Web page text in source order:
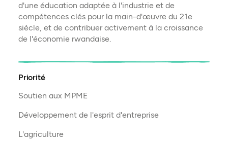
d'une éducation adaptée à l'industrie et de
compétences clés pour la main-d'œuvre du 21e
siècle, et de contribuer activement à la croissance
de l'économie rwandaise.
Priorité
Soutien aux MPME
Développement de l'esprit d'entreprise
L'agriculture